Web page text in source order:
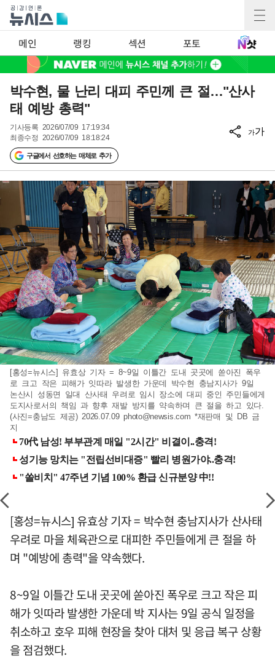
메인 랭킹 섹션 포토
박수현, 물 난리 대피 주민께 큰 절…"산사
태 예방 총력"
기사등록 2026/07/09 17:19:34
최종수정 2026/07/09 18:18:24
구글에서 선호하는 매체로 추가
가가
[홍성=뉴시스] 유효상 기자 = 8~9일 이틀간 도내 곳곳에 쏟아진 폭우
로 크고 작은 피해가 잇따라 발생한 가운데 박수현 충남지사가 9일
논산시 성동면 일대 산사태 우려로 임시 장소에 대피 중인 주민들에게
도지사로서의 책임 과 향후 재발 방지를 약속하며 큰 절을 하고 있다.
(사진=충남도 제공) 2026.07.09photo@newsis.com *재판매 및 DB 금
지
[홍성=뉴시스] 유효상 기자 = 박수현 충남지사가 산사태
우려로 마을 체육관으로 대피한 주민들에게 큰 절을 하
며 "예방에 총력"을 약속했다.
8~9일 이틀간 도내 곳곳에 쏟아진 폭우로 크고 작은 피
해가 잇따라 발생한 가운데 박 지사는 9일 공식 일정을
취소하고 호우 피해 현장을 찾아 대처 및 응급 복구 상황
을 점검했다.